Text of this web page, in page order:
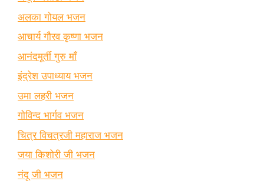
अलका गोयल भजन
आचार्य गौरव कृष्णा भजन
आनंदमूर्ती गुरु माँ
इंद्रेश उपाध्याय भजन
उमा लहरी भजन
गोविन्द भार्गव भजन
चित्र विचत्रजी महाराज भजन
जया किशोरी जी भजन
नंदू जी भजन